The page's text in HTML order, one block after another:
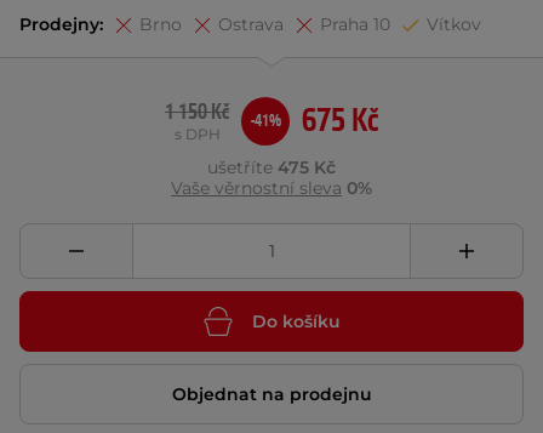
Prodejny: Brno Ostrava Praha 10 Vítkov
675 Kč
1 150 Kč
s DPH
-41%
ušetříte 475 Kč
Vaše věrnostní sleva 0%
Do košíku
Objednat na prodejnu